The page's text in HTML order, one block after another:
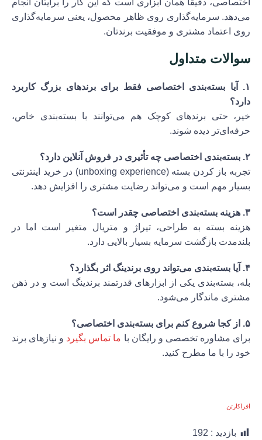
اختصاصی، دقیقاً همان ابزاری است که این کار را برایتان انجام
می‌دهد. سرمایه‌گذاری روی ظاهر محصول، یعنی سرمایه‌گذاری
روی اعتماد مشتری و موفقیت برندتان.
سوالات متداول
۱. آیا بسته‌بندی اختصاصی فقط برای برندهای بزرگ کاربرد
دارد؟
خیر، حتی برندهای کوچک هم می‌توانند با بسته‌بندی خاص،
حرفه‌ای‌تر دیده شوند.
۲. بسته‌بندی اختصاصی چه تأثیری در فروش آنلاین دارد؟
تجربه باز کردن بسته (unboxing experience) در خرید اینترنتی
بسیار مهم است و می‌تواند رضایت مشتری را افزایش دهد.
۳. هزینه بسته‌بندی اختصاصی چقدر است؟
هزینه بسته به طراحی، تیراژ و متریال متغیر است اما در
بلندمدت بازگشت سرمایه بسیار بالایی دارد.
۴. آیا بسته‌بندی می‌تواند روی برندینگ اثر بگذارد؟
بله، بسته‌بندی یکی از ابزارهای قدرتمند برندینگ است و در ذهن
مشتری ماندگار می‌شود.
۵. از کجا شروع کنم برای بسته‌بندی اختصاصی؟
برای مشاوره تخصصی و رایگان با ما تماس بگیرد و نیازهای برند
خود را با ما مطرح کنید.
افراکارتن
بازدید : 192